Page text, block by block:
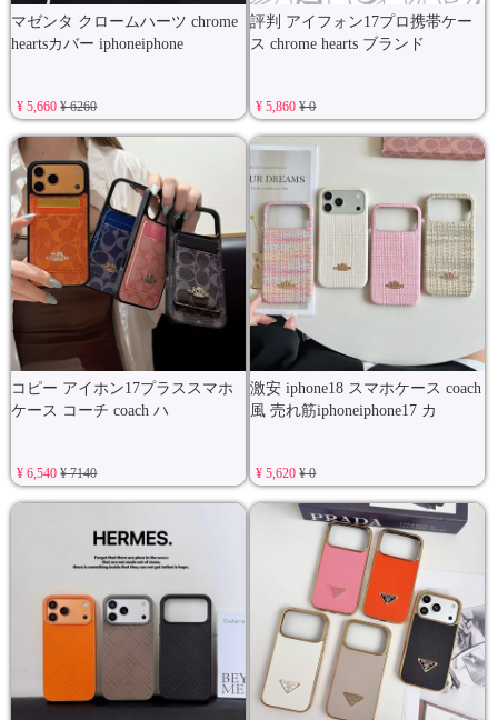
マゼンタ クロームハーツ chrome
heartsカバー iphoneiphone
¥ 5,660¥ 6260
評判 アイフォン17プロ携帯ケー
ス chrome hearts ブランド
¥ 5,860¥ 0
コピー アイホン17プラススマホ
ケース コーチ coach ハ
¥ 6,540¥ 7140
激安 iphone18 スマホケース coach
風 売れ筋iphoneiphone17 カ
¥ 5,620¥ 0